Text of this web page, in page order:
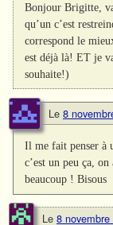
Bonjour Brigitte,
qu’un c’est
correspond le
est déjà là! ET je
souhaite!)
Le 8
Il me fait penser à
c’est un peu ça,
beaucoup ! Bisous
Le 8